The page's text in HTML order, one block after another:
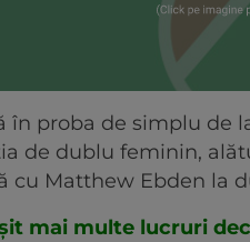
în proba de simplu de
de dublu feminin,
cu Matthew Ebden la
mai multe lucruri